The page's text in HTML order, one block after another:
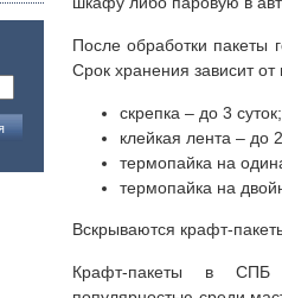
После обработки пакеты
Срок хранения зависит
скрепка – до 3 суток;
клейкая лента – до
термопайка на
термопайка на
Вскрываются крафт-
Крафт-пакеты в СПБ